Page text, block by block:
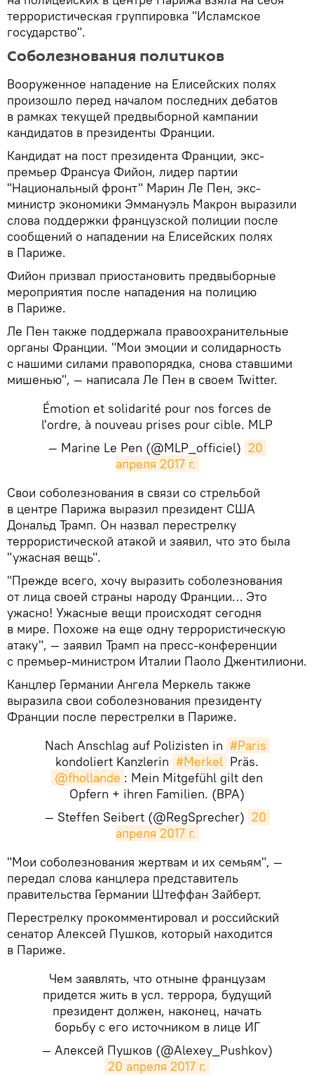
террористическая группировка "Исламское
государство".
Соболезнования политиков
Вооруженное нападение на Елисейских полях
произошло перед началом последних дебатов
в рамках текущей предвыборной кампании
кандидатов в президенты Франции.
Кандидат на пост президента Франции, экс-
премьер Франсуа Фийон, лидер партии
"Национальный фронт" Марин Ле Пен, экс-
министр экономики Эммануэль Макрон выразили
слова поддержки французской полиции после
сообщений о нападении на Елисейских полях
в Париже.
Фийон призвал приостановить предвыборные
мероприятия после нападения на полицию
в Париже.
Ле Пен также поддержала правоохранительные
органы Франции. "Мои эмоции и солидарность
с нашими силами правопорядка, снова ставшими
мишенью", — написала Ле Пен в своем Twitter.
Émotion et solidarité pour nos forces de
l'ordre, à nouveau prises pour cible. MLP
— Marine Le Pen (@MLP_officiel) 20
апреля 2017 г.
Свои соболезнования в связи со стрельбой
в центре Парижа выразил президент США
Дональд Трамп. Он назвал перестрелку
террористической атакой и заявил, что это была
"ужасная вещь".
"Прежде всего, хочу выразить соболезнования
от лица своей страны народу Франции… Это
ужасно! Ужасные вещи происходят сегодня
в мире. Похоже на еще одну террористическую
атаку", — заявил Трамп на пресс-конференции
с премьер-министром Италии Паоло Джентилиони.
Канцлер Германии Ангела Меркель также
выразила свои соболезнования президенту
Франции после перестрелки в Париже.
Nach Anschlag auf Polizisten in #Paris
kondoliert Kanzlerin #Merkel Präs.
@fhollande : Mein Mitgefühl gilt den
Opfern + ihren Familien. (BPA)
— Steffen Seibert (@RegSprecher) 20
апреля 2017 г.
"Мои соболезнования жертвам и их семьям", —
передал слова канцлера представитель
правительства Германии Штеффан Зайберт.
Перестрелку прокомментировал и российский
сенатор Алексей Пушков, который находится
в Париже.
Чем заявлять, что отныне французам
придется жить в усл. террора, будущий
президент должен, наконец, начать
борьбу с его источником в лице ИГ
— Алексей Пушков (@Alexey_Pushkov)
20 апреля 2017 г.